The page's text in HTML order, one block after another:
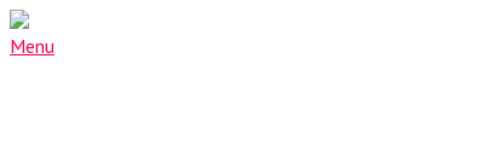
Menu